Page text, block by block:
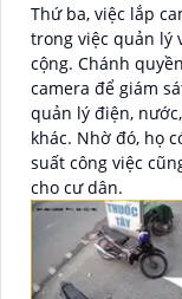
Thứ ba, việc lắp
trong việc quản lý
cộng. Chánh
camera để giám
quản lý điện,
khác. Nhờ đó, họ
suất công việc
cho cư dân.